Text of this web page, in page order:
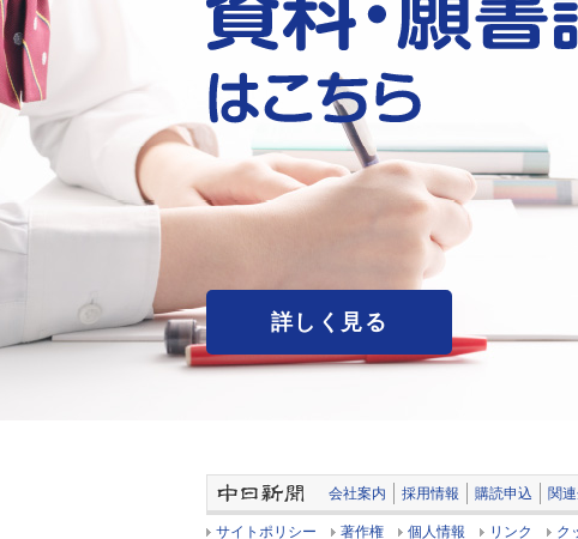
詳しく見る
会社案内 採用情報 購読申込 関
サイトポリシー 著作権 個人情報 リンク ク